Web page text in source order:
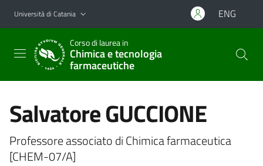
Vai al contenuto principale
Vai al menu di navigazione
Università di Catania ENG
Corso di laurea in
Chimica e tecnologia
farmaceutiche
Salvatore GUCCIONE
Professore associato di Chimica farmaceutica
[CHEM-07/A]